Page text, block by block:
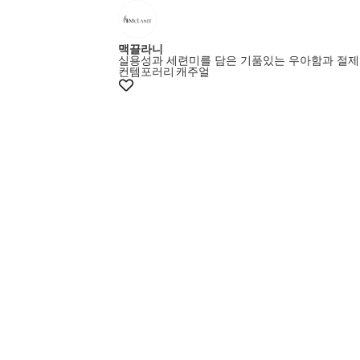
맥끌라니
실용성과 세련미를 담은 기품있는 우아함과 절
컨템포러리 캐주얼